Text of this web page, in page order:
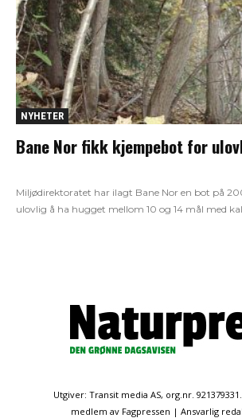
NYHETER
Bane Nor fikk kjempebot for
Miljødirektoratet har ilagt Bane Nor en bot på
ulovlig å ha hugget mellom 10 og 14 mål med
Utgiver: Transit media AS, org.nr.
medlem av Fagpressen | Ansvarlig